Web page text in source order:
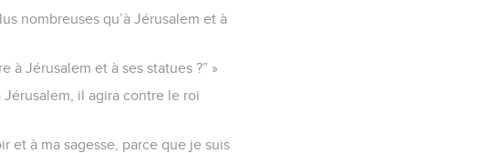
nombreuses qu’à Jérusalem et à
à Jérusalem et à ses statues ?” »
il agira contre le roi
et à ma sagesse, parce que je suis